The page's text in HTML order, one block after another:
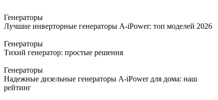
Генераторы
Лучшие инверторные генераторы A-iPower: топ моделей 2026
Генераторы
Тихий генератор: простые решения
Генераторы
Надежные дизельные генераторы A-iPower для дома: наш
рейтинг